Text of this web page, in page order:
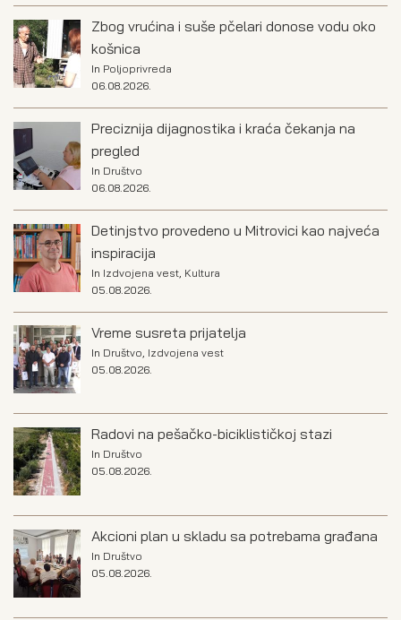
Zbog vrućina i suše pčelari donose vodu oko
košnica
In Poljoprivreda
06.08.2026.
Preciznija dijagnostika i kraća čekanja na
pregled
In Društvo
06.08.2026.
Detinjstvo provedeno u Mitrovici kao najveća
inspiracija
In Izdvojena vest Kultura
05.08.2026.
Vreme susreta prijatelja
In Društvo Izdvojena vest
05.08.2026.
Radovi na pešačko-biciklističkoj stazi
In Društvo
05.08.2026.
Akcioni plan u skladu sa potrebama građana
In Društvo
05.08.2026.